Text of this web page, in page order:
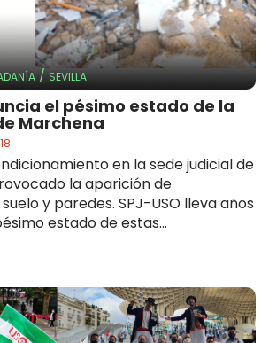
/SEVILLA
el pésimo estado de la
Marchena
en la sede judicial de
la aparición de
y paredes. SPJ-USO lleva años
estado de estas...